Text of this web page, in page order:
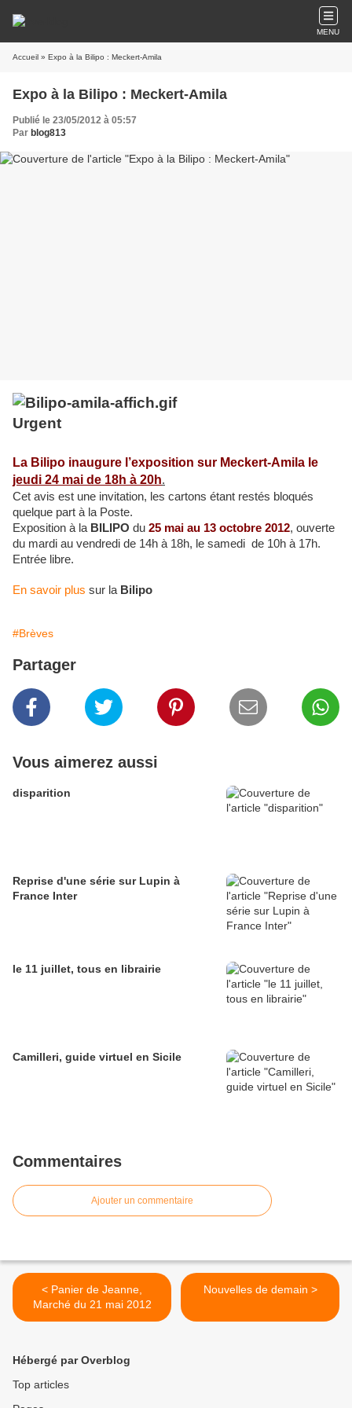
MENU
Accueil » Expo à la Bilipo : Meckert-Amila
Expo à la Bilipo : Meckert-Amila
Publié le 23/05/2012 à 05:57
Par blog813
Urgent
La Bilipo inaugure l’exposition sur Meckert-Amila le
jeudi 24 mai de 18h à 20h.
Cet avis est une invitation, les cartons étant restés bloqués
quelque part à la Poste.
Exposition à la BILIPO du 25 mai au 13 octobre 2012, ouverte
du mardi au vendredi de 14h à 18h, le samedi de 10h à 17h.
Entrée libre.
En savoir plus sur la Bilipo
#Brèves
Partager
Vous aimerez aussi
disparition
Reprise d'une série sur Lupin à
France Inter
le 11 juillet, tous en librairie
Camilleri, guide virtuel en Sicile
Commentaires
Ajouter un commentaire
< Panier de Jeanne,
Marché du 21 mai 2012
Nouvelles de demain >
Hébergé par Overblog
Top articles